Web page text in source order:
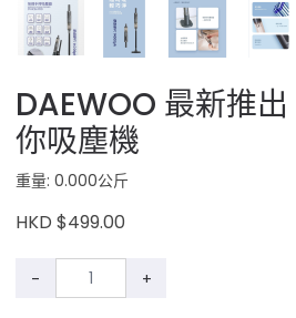
DAEWOO 最新推
你吸塵機
重量: 0.000公斤
HKD $499.00
- +